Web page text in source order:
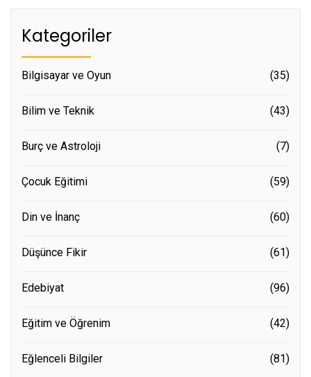
Kategoriler
Bilgisayar ve Oyun (35)
Bilim ve Teknik (43)
Burç ve Astroloji (7)
Çocuk Eğitimi (59)
Din ve İnanç (60)
Düşünce Fikir (61)
Edebiyat (96)
Eğitim ve Öğrenim (42)
Eğlenceli Bilgiler (81)